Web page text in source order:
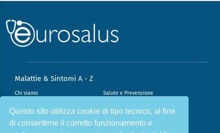
Questo sito utilizza cookie di tipo tecnico, al fine
di consentirne il corretto funzionamento e
Malattie & Sintomi A - Z
Chi siamo Salute e Prevenzione
Infiammazione e Allergia Direzione scientifica
Nutrizione e Stili di vita Sport e Benessere